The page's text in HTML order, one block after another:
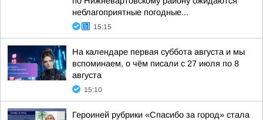
неблагоприятные погодные...
15:15
На календаре первая суббота августа и мы
вспоминаем, о чём писали с 27 июля по 8
августа
15:10
Героиней рубрики «Спасибо за город» стала